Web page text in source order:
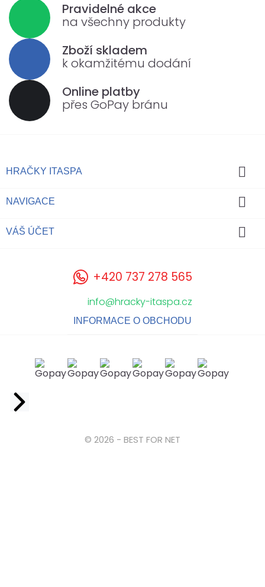
Pravidelné akce
na všechny produkty
Zboží skladem
k okamžitému dodání
Online platby
přes GoPay bránu
HRAČKY ITASPA 
NAVIGACE 
VÁŠ ÚČET 
+420 737 278 565
info@hracky-itaspa.cz
INFORMACE O OBCHODU
© 2026 - BEST FOR NET